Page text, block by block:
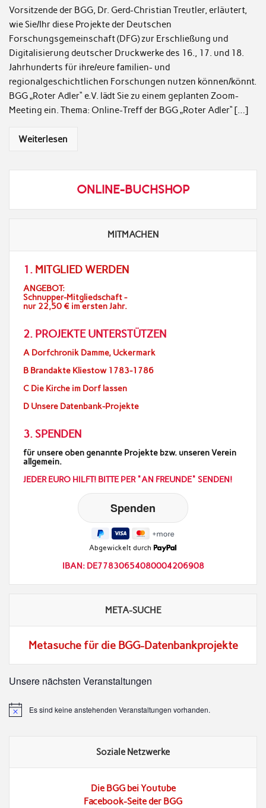
Vorsitzende der BGG, Dr. Gerd-Christian Treutler, erläutert,
wie Sie/Ihr diese Projekte der Deutschen
Forschungsgemeinschaft (DFG) zur Erschließung und
Digitalisierung deutscher Druckwerke des 16., 17. und 18.
Jahrhunderts für ihre/eure familien- und
regionalgeschichtlichen Forschungen nutzen können/könnt.
BGG „Roter Adler“ e.V. lädt Sie zu einem geplanten Zoom-
Meeting ein. Thema: Online-Treff der BGG „Roter Adler“ […]
Weiterlesen
ONLINE-BUCHSHOP
MITMACHEN
1. MITGLIED WERDEN
ANGEBOT:
Schnupper-Mitgliedschaft -
nur 22,50 € im ersten Jahr.
2. PROJEKTE UNTERSTÜTZEN
A Dorfchronik Damme, Uckermark
B Brandakte Kliestow 1783-1786
C Die Kirche im Dorf lassen
D Unsere Datenbank-Projekte
3. SPENDEN
für unsere oben genannte Projekte bzw. unseren Verein
allgemein.
JEDER EURO HILFT! BITTE PER "AN FREUNDE" SENDEN!
Abgewickelt durch
IBAN: DE77830654080004206908
META-SUCHE
Metasuche für die BGG-Datenbankprojekte
Unsere nächsten Veranstaltungen
HinweisEs sind keine anstehenden Veranstaltungen vorhanden.
Soziale Netzwerke
Die BGG bei Youtube
Facebook-Seite der BGG